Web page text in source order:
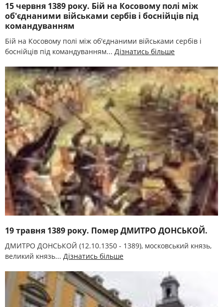
15 червня 1389 року. Бій на Косовому полі між
об'єднаними військами сербів і боснійців під
командуванням
Бій на Косовому полі між об'єднаними військами сербів і
боснійців під командуванням... Дізнатись більше
19 травня 1389 року. Помер ДМИТРО ДОНСЬКОЙ.
ДМИТРО ДОНСЬКОЙ (12.10.1350 - 1389), московський князь,
великий князь... Дізнатись більше